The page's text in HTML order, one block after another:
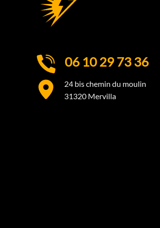
06 10 29 73 36
24 bis chemin du moulin
31320 Mervilla